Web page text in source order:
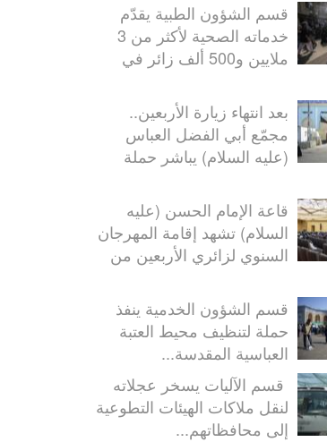
قسم الشؤون الطبية يقدّم
خدماته الصحية لأكثر من 3
ملايين و500 ألف زائر في
بعد انتهاء زيارة الأربعين..
مجمّع أبي الفضل العباس
(عليه السلام) يباشر حملة
قاعة الإمام الحسن (عليه
السلام) تشهد إقامة المهرجان
السنوي لزائري الأربعين من
قسم الشؤون الخدمية ينفذ
حملة لتنظيف محيط العتبة
العباسية المقدسة...
قسم الآليات يسخر عجلاته
لنقل ملاكات الهيئات التطوعية
إلى محافظاتهم...